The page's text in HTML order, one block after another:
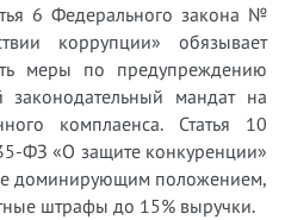
6 Федерального закона №
коррупции» обязывает
меры по предупреждению
мандат на
комплаенса. Статья 10
ФЗ «О защите конкуренции»
доминирующим положением,
штрафы до 15% выручки.